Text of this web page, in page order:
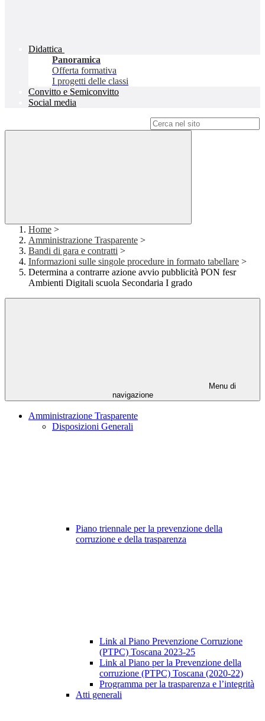
Didattica
Panoramica
Offerta formativa
I progetti delle classi
Convitto e Semiconvitto
Social media
Home >
Amministrazione Trasparente >
Bandi di gara e contratti >
Informazioni sulle singole procedure in formato tabellare >
Determina a contrarre azione avvio pubblicità PON fesr
Ambienti Digitali scuola Secondaria I grado
Menu di
navigazione
Amministrazione Trasparente
Disposizioni Generali
Piano triennale per la prevenzione della
corruzione e della trasparenza
Link al Piano Prevenzione Corruzione
(PTPC) Toscana 2023-25
Link al Piano per la Prevenzione della
corruzione (PTPC) Toscana (2020-22)
Programma per la trasparenza e l’integrità
Atti generali